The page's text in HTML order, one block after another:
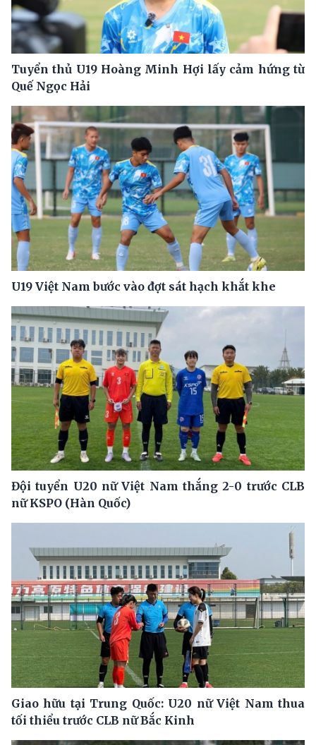
Tuyển thủ U19 Hoàng Minh Hợi lấy cảm hứng từ
Quế Ngọc Hải
U19 Việt Nam bước vào đợt sát hạch khắt khe
Đội tuyển U20 nữ Việt Nam thắng 2-0 trước CLB
nữ KSPO (Hàn Quốc)
Giao hữu tại Trung Quốc: U20 nữ Việt Nam thua
tối thiểu trước CLB nữ Bắc Kinh